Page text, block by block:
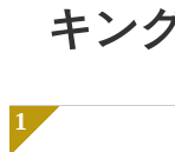
キン